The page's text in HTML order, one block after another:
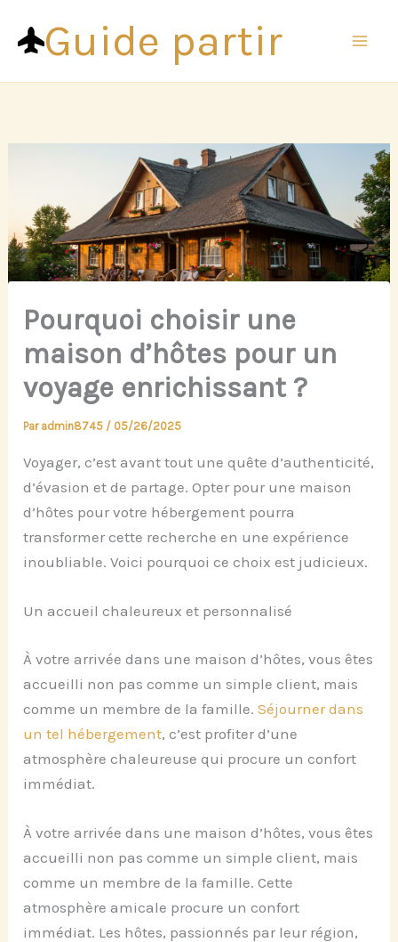
contenuGuide partir
Pourquoi choisir une
maison d’hôtes pour un
voyage enrichissant ?
Par admin8745 / 05/26/2025
Voyager, c’est avant tout une quête d’authenticité,
d’évasion et de partage. Opter pour une maison
d’hôtes pour votre hébergement pourra
transformer cette recherche en une expérience
inoubliable. Voici pourquoi ce choix est judicieux.
Un accueil chaleureux et personnalisé
À votre arrivée dans une maison d’hôtes, vous êtes
accueilli non pas comme un simple client, mais
comme un membre de la famille.Séjourner dans
un tel hébergement, c’est profiter d’une
atmosphère chaleureuse qui procure un confort
immédiat.
À votre arrivée dans une maison d’hôtes, vous êtes
accueilli non pas comme un simple client, mais
comme un membre de la famille. Cette
atmosphère amicale procure un confort
immédiat. Les hôtes, passionnés par leur région,